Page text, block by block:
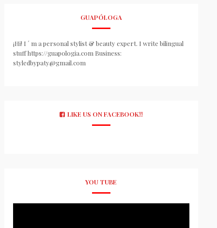
GUAPÓLOGA
¡Hi! I ´ m a personal stylist & beauty expert. I write bilingual
stuff https://guapologia.com Business:
styledbypaty@gmail.com
LIKE US ON FACEBOOK!!
YOU TUBE